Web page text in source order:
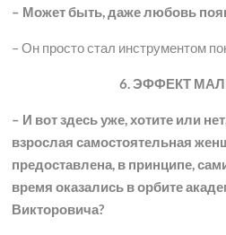
– Может быть, даже любовь
– Он просто стал инструментом
6. ЭФФЕКТ
– И вот здесь уже, хотите или
взрослая самостоятельная
предоставлена, в принципе,
время оказались в орбите
Викторовича?